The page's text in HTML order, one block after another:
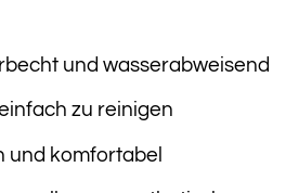
und wasserabweisend
zu reinigen
und komfortabel